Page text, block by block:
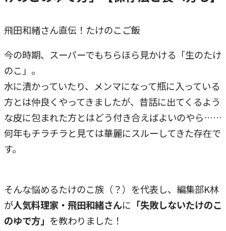
飛田和緒さん直伝！たけのこご飯
今の時期、スーパーでもちらほら見かける「生のたけ
のこ」。
水に漬かっていたり、メンマになって瓶に入っている
方とは仲良くやってきましたが、昔話に出てくるよう
な皮に包まれた方とはどう付き合えばよいのやら……
何年もチラチラと見ては華麗にスルーしてきた存在で
す。
そんな悩めるたけのこ族（？）を代表し、編集部K林
が人気料理家・飛田和緒さんに 「失敗しないたけのこ
のゆで方」 を教わりました！